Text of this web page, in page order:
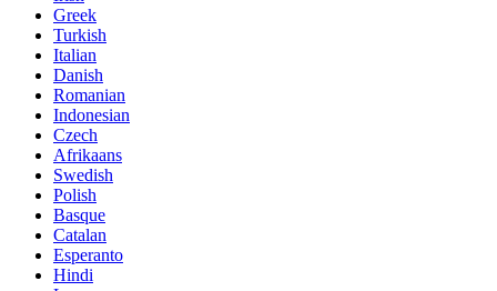
Greek
Turkish
Italian
Danish
Romanian
Indonesian
Czech
Afrikaans
Swedish
Polish
Basque
Catalan
Esperanto
Hindi